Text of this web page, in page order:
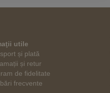
utile
și plată
și retur
de fidelitate
frecvente